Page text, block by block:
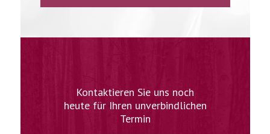
Kontaktieren Sie uns noch
heute für Ihren unverbindlichen
Termin